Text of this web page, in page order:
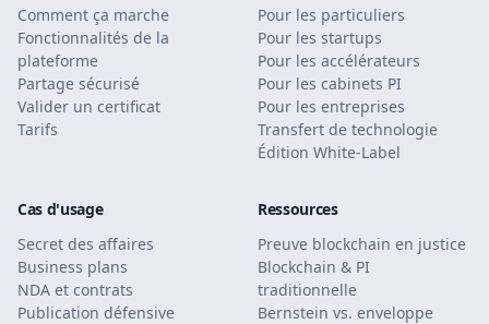
Comment ça marche
Fonctionnalités de la
plateforme
Partage sécurisé
Valider un certificat
Tarifs
Pour les particuliers
Pour les startups
Pour les accélérateurs
Pour les cabinets PI
Pour les entreprises
Transfert de technologie
Édition White-Label
Cas d'usage
Secret des affaires
Business plans
NDA et contrats
Publication défensive
Ressources
Preuve blockchain en justice
Blockchain & PI
traditionnelle
Bernstein vs. enveloppe